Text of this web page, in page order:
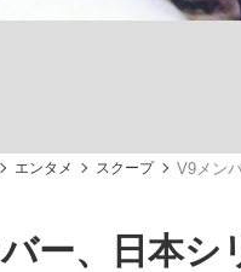
分析は一切聞かれなかった
の誕生を、目撃せよ。
エンタメ スクープ V9メン
ー、日本